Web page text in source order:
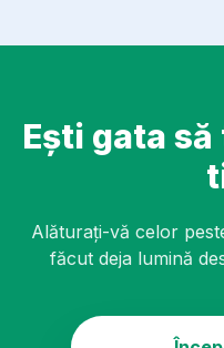
Ești gata
Alăturați-vă celor
făcut deja lumină